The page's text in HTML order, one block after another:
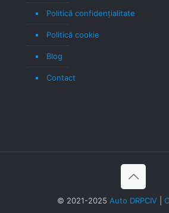
Politică confidenţialitate
Politică cookie
Blog
Contact
© 2021-2025 Auto DRPCIV|